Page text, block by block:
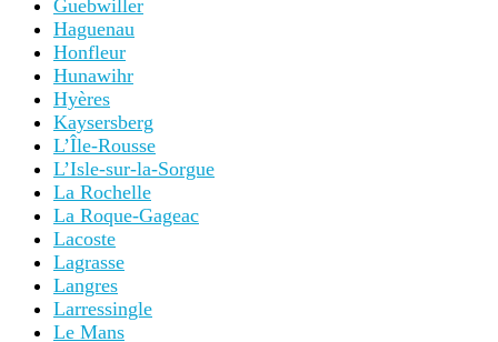
Guebwiller
Haguenau
Honfleur
Hunawihr
Hyères
Kaysersberg
L’Île-Rousse
L’Isle-sur-la-Sorgue
La Rochelle
La Roque-Gageac
Lacoste
Lagrasse
Langres
Larressingle
Le Mans